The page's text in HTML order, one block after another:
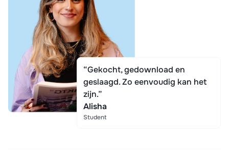
“Gekocht, gedownload en
geslaagd. Zo eenvoudig kan het
zijn.”
Alisha
Student